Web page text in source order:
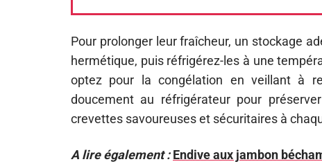
Pour prolonger leur fraîcheur, un stockage
hermétique, puis réfrigérez-les à une
optez pour la congélation en veillant à
doucement au réfrigérateur pour
crevettes savoureuses et sécuritaires à
A lire également : Endive aux jambon